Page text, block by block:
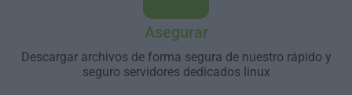
Asegurar
Descargar archivos de forma segura de nuestro rápido y
seguro servidores dedicados linux